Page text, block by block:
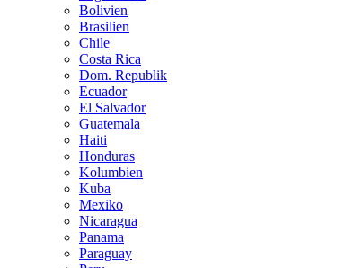
Bolivien
Brasilien
Chile
Costa Rica
Dom. Republik
Ecuador
El Salvador
Guatemala
Haiti
Honduras
Kolumbien
Kuba
Mexiko
Nicaragua
Panama
Paraguay